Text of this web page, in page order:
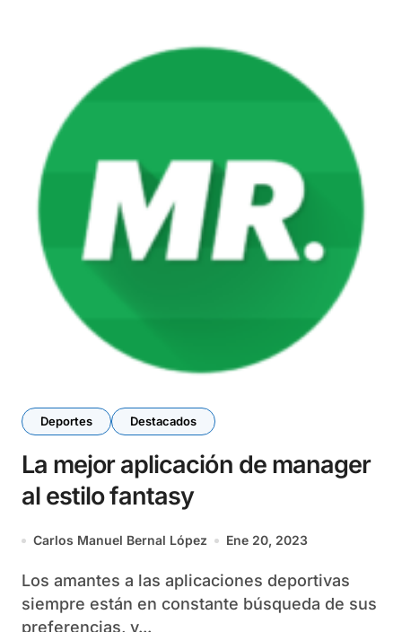
Deportes Destacados
La mejor aplicación de manager
al estilo fantasy
Carlos Manuel Bernal López Ene 20, 2023
Los amantes a las aplicaciones deportivas
siempre están en constante búsqueda de sus
preferencias, y...